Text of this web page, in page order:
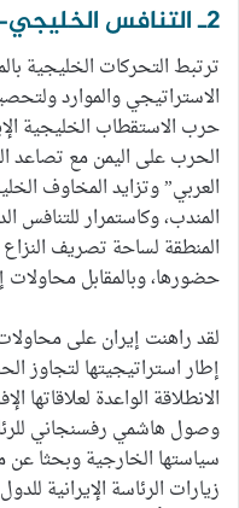
2ـ التنافس الخليجي-الإيراني:
ترتبط التحركات الخليجية
الاستراتيجي والموارد
حرب الاستقطاب الخليجية
الحرب على اليمن مع تصاعد
العربي” وتزايد المخاوف
المندب، وكاستمرار للتنافس
المنطقة لساحة تصريف
حضورها، وبالمقابل محاولات
لقد راهنت إيران على
إطار استراتيجيتها لتجاوز
الانطلاقة الواعدة لعلاقاتها
وصول هاشمي رفسنجاني
سياستها الخارجية وبحثا
زيارات الرئاسة الإيرانية